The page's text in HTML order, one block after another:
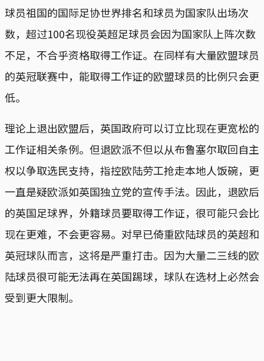
球员祖国的国际足协世界排名和球员为国家队出场次
数，超过100名现役英超足球员会因为国家队上阵次数
不足，不合乎资格取得工作证。在同样有大量欧盟球员
的英冠联赛中，能取得工作证的欧盟球员的比例只会更
低。
理论上退出欧盟后，英国政府可以订立比现在更宽松的
工作证相关条例。但退欧派不但以从布鲁塞尔取回自主
权以争取选民支持，指控欧陆劳工抢走本地人饭碗，更
一直是疑欧派如英国独立党的宣传手法。因此，退欧后
的英国足球界，外籍球员要取得工作证，很可能只会比
现在更难，不会更容易。对早已倚重欧陆球员的英超和
英冠球队而言，这将是严重打击。因为大量二三线的欧
陆球员很可能无法再在英国踢球，球队在选材上必然会
受到更大限制。